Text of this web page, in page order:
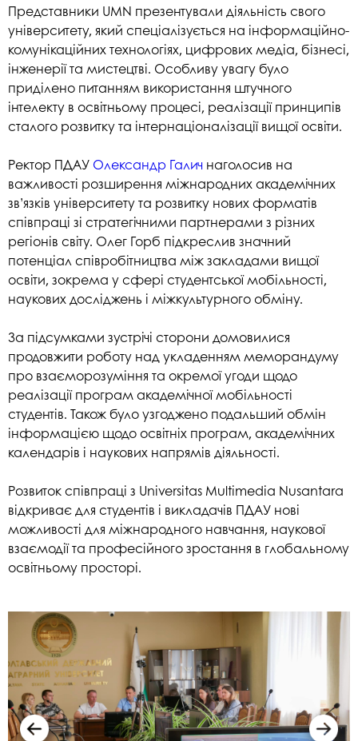
Представники UMN презентували діяльність свого
університету, який спеціалізується на інформаційно-
комунікаційних технологіях, цифрових медіа, бізнесі,
інженерії та мистецтві. Особливу увагу було
приділено питанням використання штучного
інтелекту в освітньому процесі, реалізації принципів
сталого розвитку та інтернаціоналізації вищої освіти.
Ректор ПДАУ Олександр Галич наголосив на
важливості розширення міжнародних академічних
зв’язків університету та розвитку нових форматів
співпраці зі стратегічними партнерами з різних
регіонів світу. Олег Горб підкреслив значний
потенціал співробітництва між закладами вищої
освіти, зокрема у сфері студентської мобільності,
наукових досліджень і міжкультурного обміну.
За підсумками зустрічі сторони домовилися
продовжити роботу над укладенням меморандуму
про взаєморозуміння та окремої угоди щодо
реалізації програм академічної мобільності
студентів. Також було узгоджено подальший обмін
інформацією щодо освітніх програм, академічних
календарів і наукових напрямів діяльності.
Розвиток співпраці з Universitas Multimedia Nusantara
відкриває для студентів і викладачів ПДАУ нові
можливості для міжнародного навчання, наукової
взаємодії та професійного зростання в глобальному
освітньому просторі.